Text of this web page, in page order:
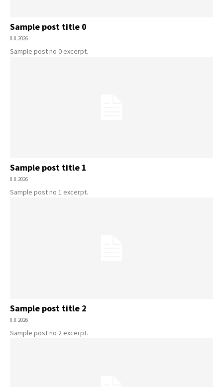
Sample post title 0
8.8.2026
Sample post no 0 excerpt.
Sample post title 1
8.8.2026
Sample post no 1 excerpt.
Sample post title 2
8.8.2026
Sample post no 2 excerpt.